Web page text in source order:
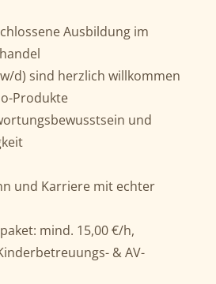
Ausbildung im
d) sind herzlich willkommen
Produkte
und
und Karriere mit echter
mind. 15,00 €/h,
& AV-